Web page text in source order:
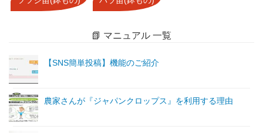
📗 マニュアル 一覧
【SNS簡単投稿】機能のご紹介
農家さんが『ジャパンクロップス』を利用する理由